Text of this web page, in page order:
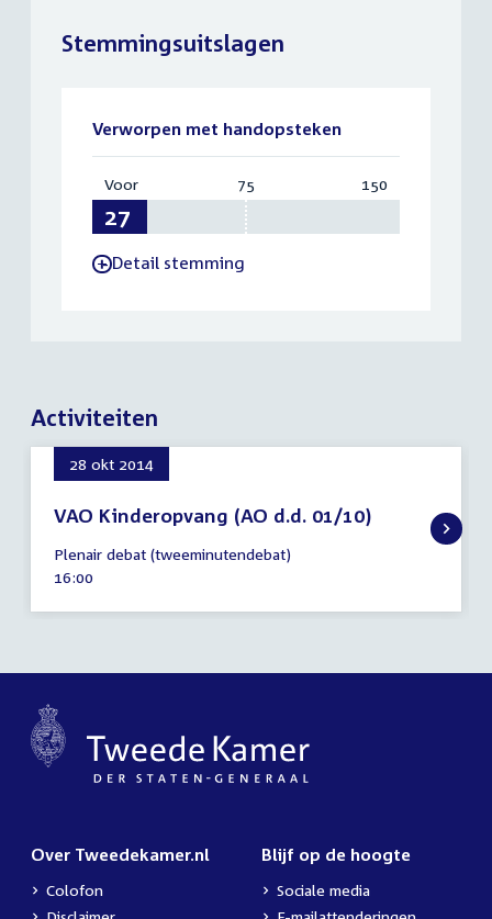
Stemmingsuitslagen
Verworpen met handopsteken
Voor:
75 150
-Detail stemming
Activiteiten
28 okt 2014
VAO Kinderopvang (AO d.d. 01/10)
oktober
2014
Plenair debat (tweeminutendebat)
Tijd
16:00
Over Tweedekamer.nl
Colofon
Blijf op de hoogte
Sociale media